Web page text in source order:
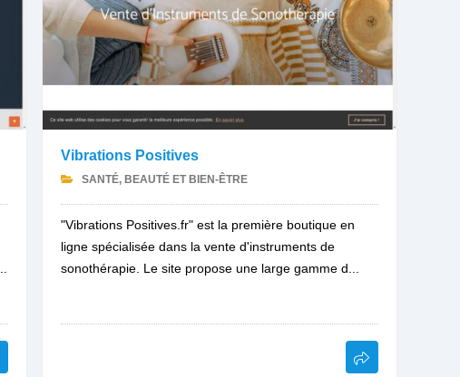
Vibrations Positives
SANTÉ, BEAUTÉ ET BIEN-ÊTRE
"Vibrations Positives.fr" est la première boutique en
ligne spécialisée dans la vente d'instruments de
sonothérapie. Le site propose une large gamme d...